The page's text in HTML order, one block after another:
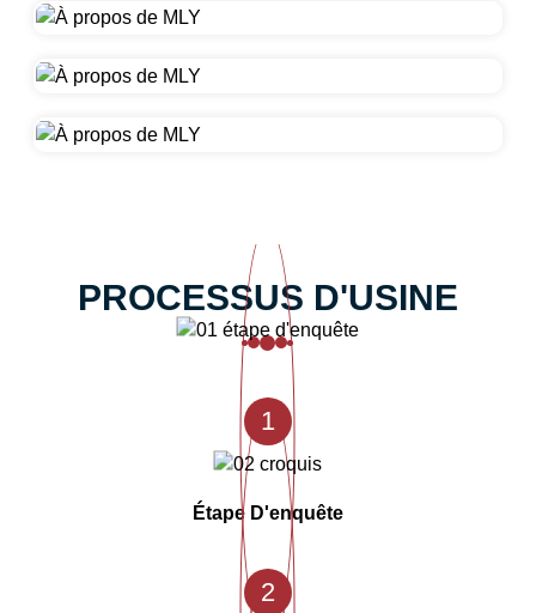
PROCESSUS D'USINE
1
Étape D'enquête
2